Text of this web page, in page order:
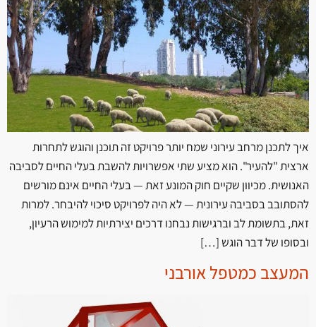
איך לתכנן מרחב עירוני שמח יותר פרויקט זה תוכנן והוגש לתחרות
ארצית "להעיר". הוא מציע שתי אפשרויות להשבת בעלי החיים לסביבה
האנושית. מכיוון שקיים חוק המונע זאת — בעלי החיים אינם מורשים
להסתובב בסביבה עירונית — לא היה לפרויקט סיכוי להיבחר. למרות
זאת, בתשומת לב וברגישות נבחנו דרכים יצירתיות למימוש הרעיון,
ובסופו של דבר הוגש […]
המעצב כמטפל אורבני